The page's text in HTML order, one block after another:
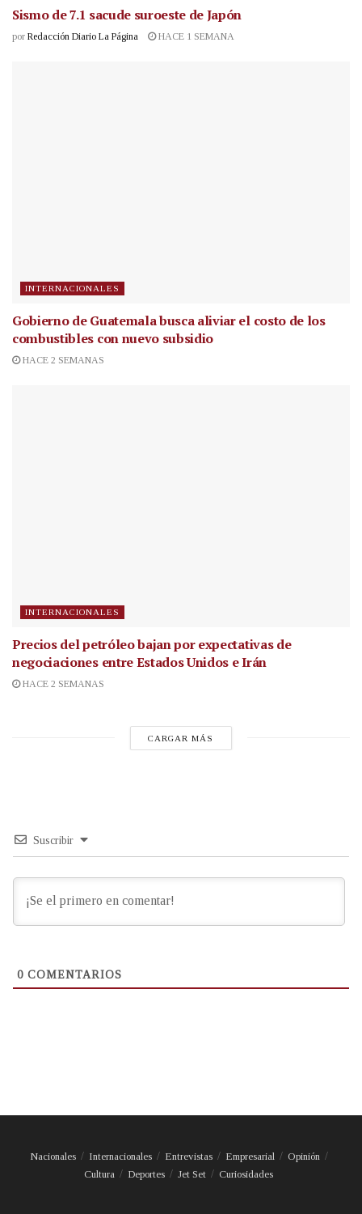
Sismo de 7.1 sacude suroeste de Japón
por Redacción Diario La Página HACE 1 SEMANA
INTERNACIONALES
Gobierno de Guatemala busca aliviar el costo de los
combustibles con nuevo subsidio
HACE 2 SEMANAS
INTERNACIONALES
Precios del petróleo bajan por expectativas de
negociaciones entre Estados Unidos e Irán
HACE 2 SEMANAS
CARGAR MÁS
Suscribir
0 COMENTARIOS
Nacionales Internacionales Entrevistas Empresarial
Opinión
Cultura
Deportes Jet Set Curiosidades